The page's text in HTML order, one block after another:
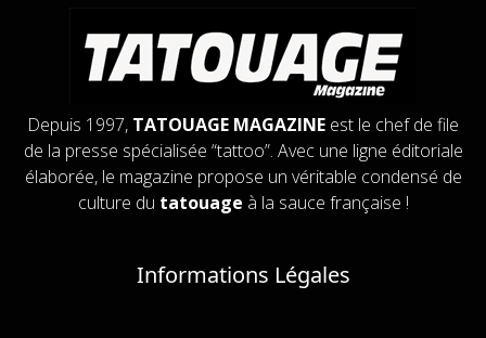
Depuis 1997, TATOUAGE MAGAZINE est le chef de file
de la presse spécialisée “tattoo”. Avec une ligne éditoriale
élaborée, le magazine propose un véritable condensé de
culture du tatouage à la sauce française !
Informations Légales